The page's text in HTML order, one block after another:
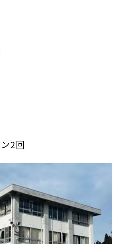
2回